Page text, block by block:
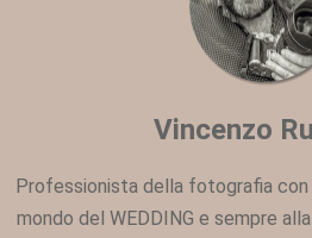
Vincenzo
Professionista della fotografia
mondo del WEDDING e sempre